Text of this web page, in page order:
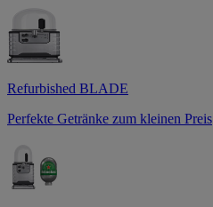
Refurbished BLADE
Perfekte Getränke zum kleinen Preis